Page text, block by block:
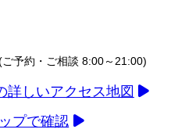
ご予約・ご相談 8:00～21:00)
詳しいアクセス地図
プで確認